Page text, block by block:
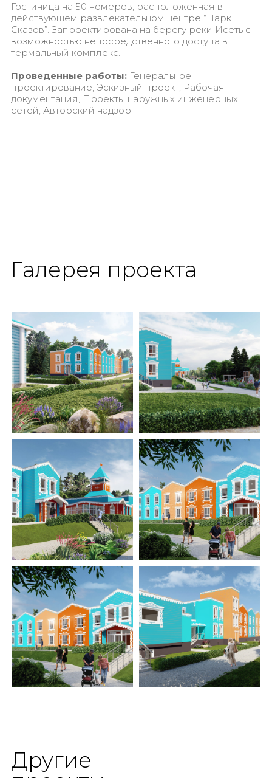
Гостиница на 50 номеров, расположенная в
действующем развлекательном центре “Парк
Сказов”. Запроектирована на берегу реки Исеть с
возможностью непосредственного доступа в
термальный комплекс.
Проведенные работы: Генеральное
проектирование, Эскизный проект, Рабочая
документация, Проекты наружных инженерных
сетей​​​​​​​, Авторский надзор
Галерея проекта
Другие